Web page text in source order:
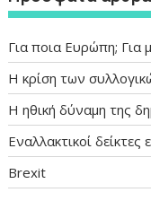
Για ποια Ευρώπη; Για
Η κρίση των
Η ηθική δύναμη της
Εναλλακτικοί δείκτες
Brexit